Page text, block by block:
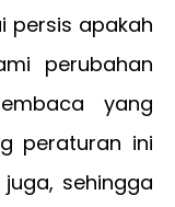
persis apakah
perubahan
yang
peraturan ini
sehingga